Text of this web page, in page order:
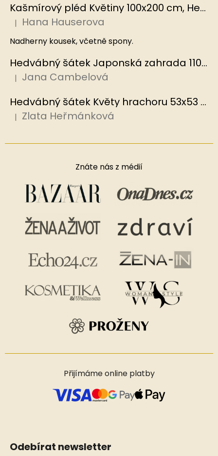
Kašmírový pléd Květiny 100x200 cm, Hedvábný svět
Hodnocení produktu je 5 z 5 hvězdiček.
| Hana Hauserova
Nadherny kousek, včetně spony.
Hedvábný šátek Japonská zahrada 110x110 cm v dárkovém balení, HEDVÁBNÝ SVĚT
Hodnocení produktu je 5 z 5 hvězdiček.
| Jana Cambelová
Hedvábný šátek Květy hrachoru 53x53 cm v dárkovém balení, HEDVÁBNÝ SVĚT
Hodnocení produktu je 5 z 5 hvězdiček.
| Zlata Heřmánková
Znáte nás z médií
Přijímáme online platby
Odebírat newsletter